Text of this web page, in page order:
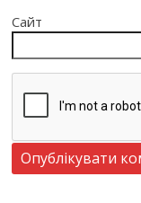
Сайт